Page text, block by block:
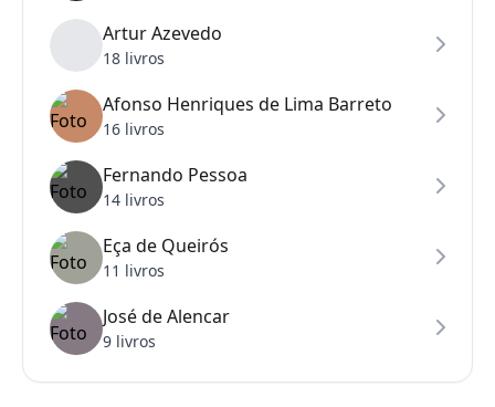
Artur Azevedo
18 livros
Afonso Henriques de Lima Barreto
16 livros
Fernando Pessoa
14 livros
Eça de Queirós
11 livros
José de Alencar
9 livros